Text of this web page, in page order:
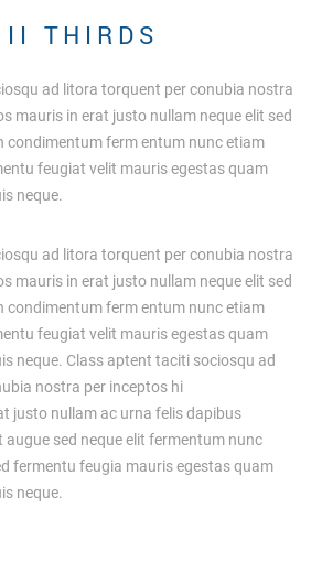
I I TH I R DS
ad litora torquent per conubia nostra
mauris in erat justo nullam neque elit sed
condimentum ferm entum nunc etiam
feugiat velit mauris egestas quam
neque.
ad litora torquent per conubia nostra
mauris in erat justo nullam neque elit sed
condimentum ferm entum nunc etiam
feugiat velit mauris egestas quam
neque. Class aptent taciti sociosqu ad
nostra per inceptos hi
justo nullam ac urna felis dapibus
sed neque elit fermentum nunc
fermentu feugia mauris egestas quam
neque.